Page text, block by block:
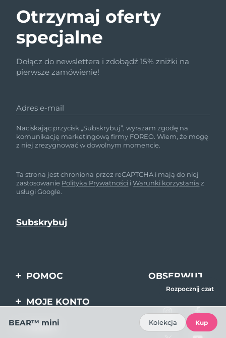
Otrzymaj oferty
specjalne
Dołącz do newslettera i zdobądź 15% zniżki na
pierwsze zamówienie!
Adres e-mail
Naciskając przycisk „Subskrybuj”, wyrażam zgodę na
komunikację marketingową firmy FOREO. Wiem, że mogę
z niej zrezygnować w dowolnym momencie.
Ta strona jest chroniona przez reCAPTCHA i mają do niej
zastosowanie Polityka Prywatności iWarunki korzystania z
usługi Google.
POMOC
Kontakt
OBSERWUJ
NAS
MOJE KONTO
Rejestracja produktu
FIRMA
Rozpocznij czat
BEAR™ mini Kolekcja Kup